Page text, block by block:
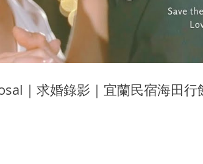
｜求婚錄影｜宜蘭民宿海田行